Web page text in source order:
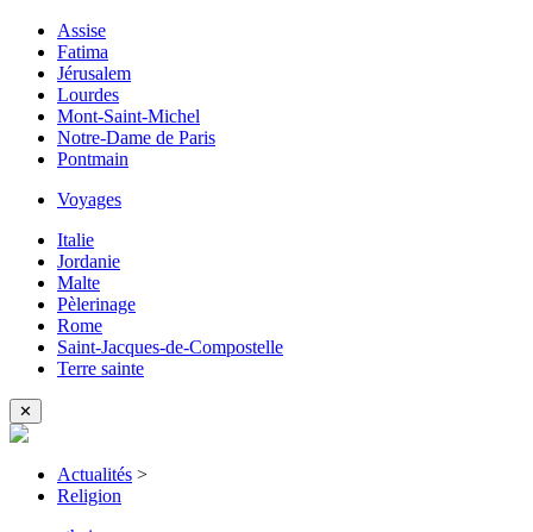
Assise
Fatima
Jérusalem
Lourdes
Mont-Saint-Michel
Notre-Dame de Paris
Pontmain
Voyages
Italie
Jordanie
Malte
Pèlerinage
Rome
Saint-Jacques-de-Compostelle
Terre sainte
✕
Actualités >
Religion